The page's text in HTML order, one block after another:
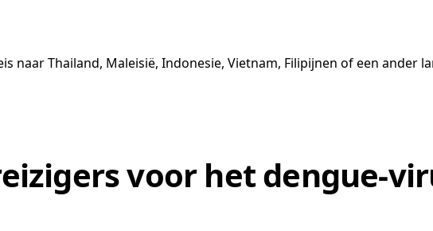
naar Thailand, Maleisië, Indonesie, Vietnam, Filipijnen of een ander
voor het dengue-